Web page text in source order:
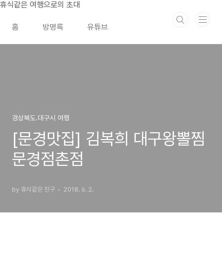
본문 바로가기
휴식같은 여행으로의 초대
홈 방명록 유튜브
경상북도.대구시 여행
[문경맛집] 김복희 대구왕뽈찜
문경점촌점
by 휴식같은 친구 2018. 6. 2.